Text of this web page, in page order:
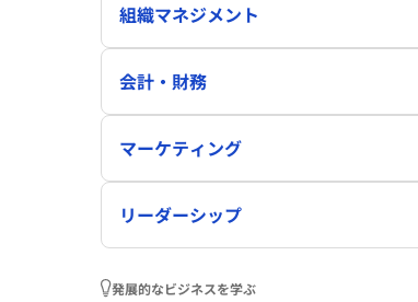
組織マネジメント
会計・財務
マーケティング
リーダーシップ
発展的なビジネスを学ぶ